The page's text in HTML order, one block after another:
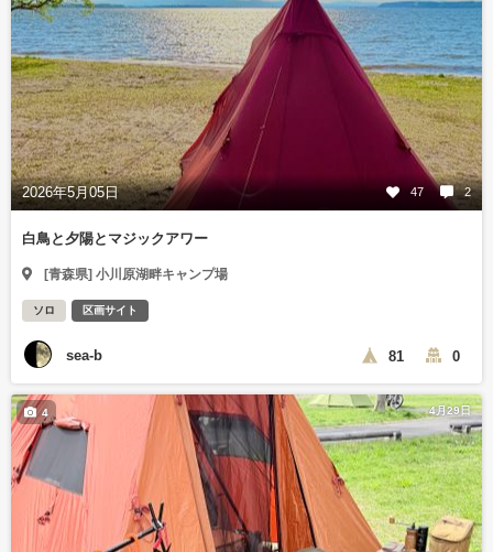
2026年5月05日 47 2
白鳥と夕陽とマジックアワー
[青森県] 小川原湖畔キャンプ場
ソロ 区画サイト
sea-b 81 0
4月29日
4